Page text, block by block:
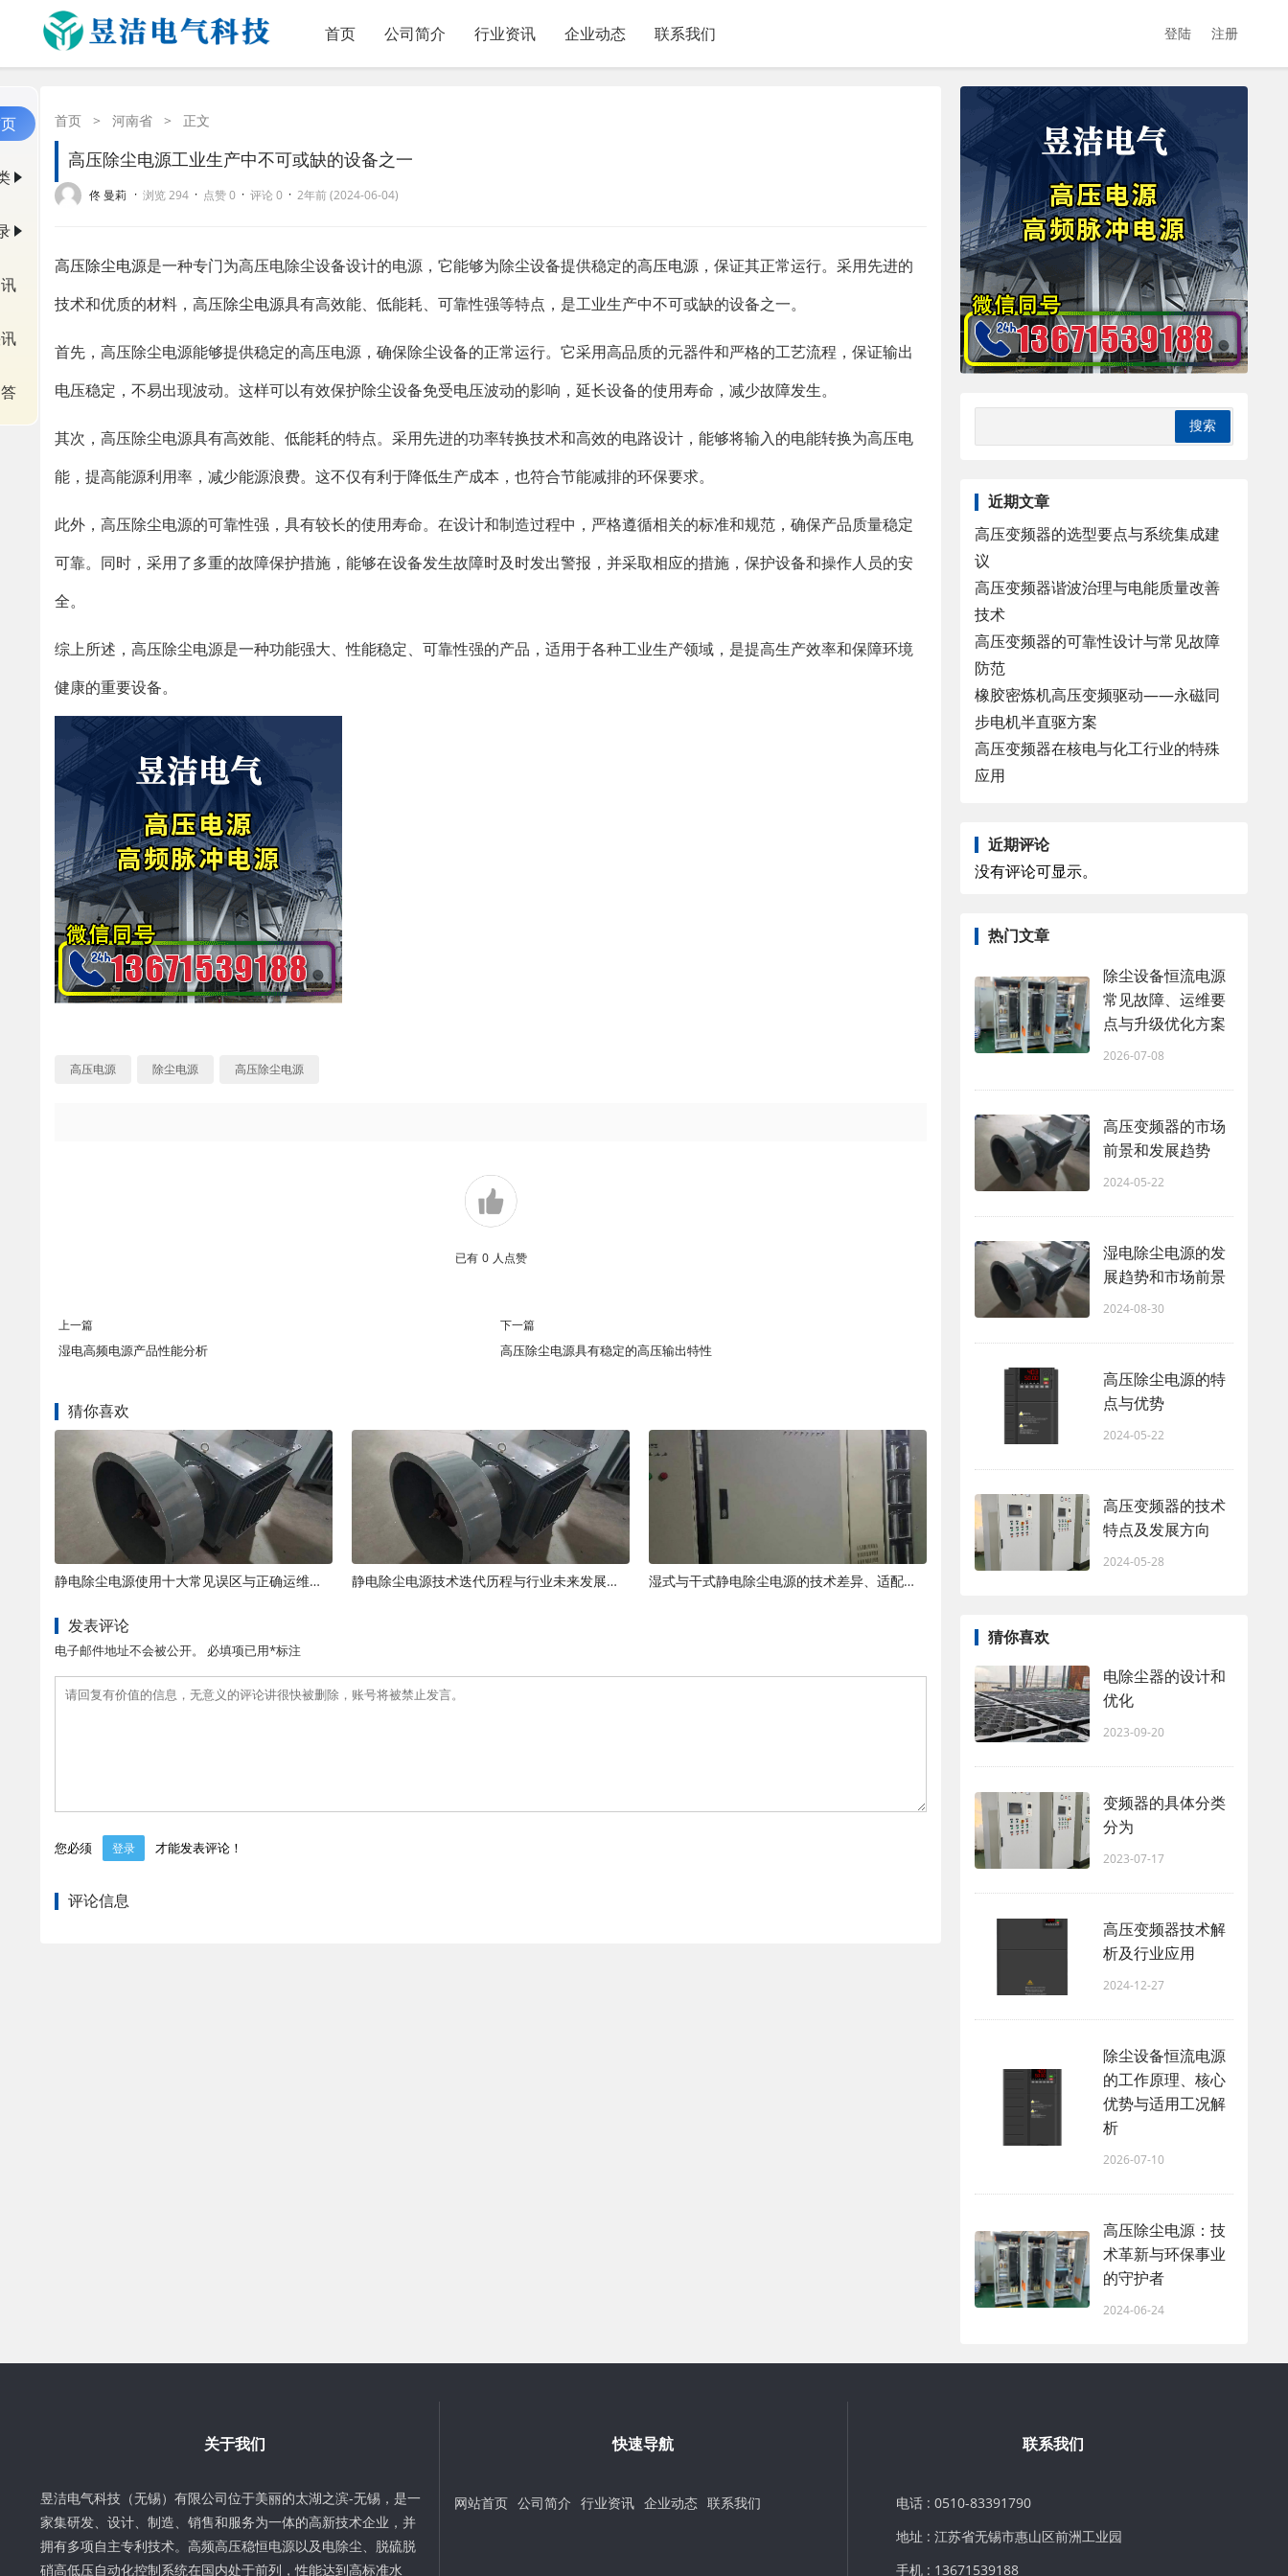
首页 公司简介 行业资讯 企业动态 联系我们 登陆 注册
首页 > 河南省 > 正文
高压除尘电源工业生产中不可或缺的设备之一
佟 曼莉 · 浏览 294 · 点赞 0 · 评论 0 · 2年前 (2024-06-04)
高压除尘电源是一种专门为高压电除尘设备设计的电源，它能够为除尘设备提供稳定的高压电源 ，保证其正常运行。采用先进的
技术和优质的材料，高压除尘电源具有高效能、低能耗、可靠性强等特点，是工业生产中不可或缺的设备之一。
首先，高压除尘电源能够提供稳定的高压电源，确保除尘设备的正常运行。它采用高品质的元器件和严格的工艺流程，保证输出
电压稳定，不易出现波动。这样可以有效保护除尘设备免受电压波动的影响，延长设备的使用寿命，减少故障发生。
其次，高压除尘电源具有高效能、低能耗的特点。采用先进的功率转换技术和高效的电路设计，能够将输入的电能转换为高压电
能，提高能源利用率，减少能源浪费。这不仅有利于降低生产成本，也符合节能减排的环保要求。
此外，高压除尘电源的可靠性强，具有较长的使用寿命。在设计和制造过程中，严格遵循相关的标准和规范，确保产品质量稳定
可靠。同时，采用了多重的故障保护措施，能够在设备发生故障时及时发出警报，并采取相应的措施，保护设备和操作人员的安
全。
综上所述，高压除尘电源是一种功能强大、性能稳定、可靠性强的产品，适用于各种工业生产领域，是提高生产效率和保障环境
健康的重要设备。
高压电源 除尘电源 高压除尘电源
已有 0 人点赞
上一篇
湿电高频电源产品性能分析
下一篇
高压除尘电源具有稳定的高压输出特性
猜你喜欢
静电除尘电源使用十大常见误区与正确运维规范 静电除尘电源技术迭代历程与行业未来发展趋势 湿式与干式静电除尘电源的技术差异、适配场景与选型要点
发表评论
电子邮件地址不会被公开。 必填项已用*标注
您必须 登录 才能发表评论！
评论信息
近期文章
高压变频器的选型要点与系统集成建
议
高压变频器谐波治理与电能质量改善
技术
高压变频器的可靠性设计与常见故障
防范
橡胶密炼机高压变频驱动——永磁同
步电机半直驱方案
高压变频器在核电与化工行业的特殊
应用
近期评论
没有评论可显示。
热门文章
除尘设备恒流电源
常见故障、运维要
点与升级优化方案
2026-07-08
高压变频器的市场
前景和发展趋势
2024-05-22
湿电除尘电源的发
展趋势和市场前景
2024-08-30
高压除尘电源的特
点与优势
2024-05-22
高压变频器的技术
特点及发展方向
2024-05-28
猜你喜欢
电除尘器的设计和
优化
2023-09-20
变频器的具体分类
分为
2023-07-17
高压变频器技术解
析及行业应用
2024-12-27
除尘设备恒流电源
的工作原理、核心
优势与适用工况解
析
2026-07-10
高压除尘电源：技
术革新与环保事业
的守护者
2024-06-24
关于我们
昱洁电气科技（无锡）有限公司位于美丽的太湖之滨-无锡，是一
家集研发、设计、制造、销售和服务为一体的高新技术企业，并
拥有多项自主专利技术。高频高压稳恒电源以及电除尘、脱硫脱
硝高低压自动化控制系统在国内处于前列，性能达到高标准水
快速导航
网站首页 公司简介 行业资讯 企业动态 联系我们
联系我们
电话 : 0510-83391790
地址 : 江苏省无锡市惠山区前洲工业园
手机 : 13671539188